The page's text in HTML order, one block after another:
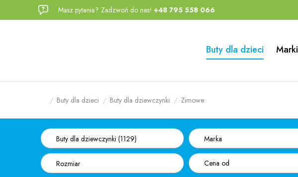
Przejdź
Przejdź
Masz pytania? Zadzwoń do nas! +48 795 558 066
Buty dla dzieci Marki
Buty dla dzieci Buty dla dziewczynki Zimowe
Buty dla dziewczynki (1129) Marka
Rozmiar